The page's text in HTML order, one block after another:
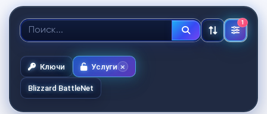
1
Ключи Услуги
Blizzard BattleNet